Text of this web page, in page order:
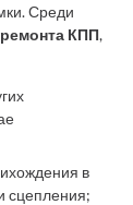
Среди
ремонта КПП,
в
сцепления;